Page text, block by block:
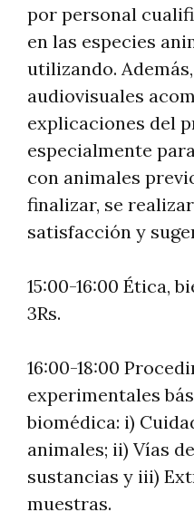
por personal
en las especies
utilizando.
audiovisuales
explicaciones del
especialmente
con animales
finalizar, se
satisfacción y
15:00-16:00 Ética,
3Rs.
16:00-18:00
experimentales
biomédica: i)
animales; ii) Vías
sustancias y iii)
muestras.